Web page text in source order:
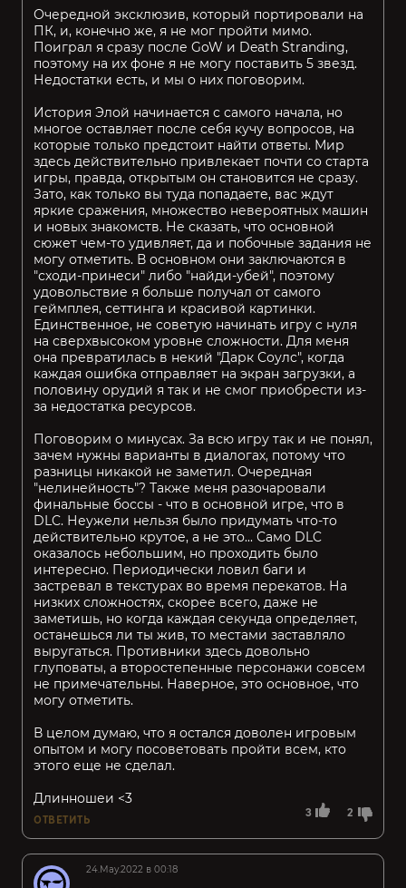
3 2
Очередной эксклюзив, который портировали на
ПК, и, конечно же, я не мог пройти мимо.
Поиграл я сразу после GoW и Death Stranding,
поэтому на их фоне я не могу поставить 5 звезд.
Недостатки есть, и мы о них поговорим.
История Элой начинается с самого начала, но
многое оставляет после себя кучу вопросов, на
которые только предстоит найти ответы. Мир
здесь действительно привлекает почти со старта
игры, правда, открытым он становится не сразу.
Зато, как только вы туда попадаете, вас ждут
яркие сражения, множество невероятных машин
и новых знакомств. Не сказать, что основной
сюжет чем-то удивляет, да и побочные задания не
могу отметить. В основном они заключаются в
"сходи-принеси" либо "найди-убей", поэтому
удовольствие я больше получал от самого
геймплея, сеттинга и красивой картинки.
Единственное, не советую начинать игру с нуля
на сверхвысоком уровне сложности. Для меня
она превратилась в некий "Дарк Соулс", когда
каждая ошибка отправляет на экран загрузки, а
половину орудий я так и не смог приобрести из-
за недостатка ресурсов.
Поговорим о минусах. За всю игру так и не понял,
зачем нужны варианты в диалогах, потому что
разницы никакой не заметил. Очередная
"нелинейность"? Также меня разочаровали
финальные боссы - что в основной игре, что в
DLC. Неужели нельзя было придумать что-то
действительно крутое, а не это... Само DLC
оказалось небольшим, но проходить было
интересно. Периодически ловил баги и
застревал в текстурах во время перекатов. На
низких сложностях, скорее всего, даже не
заметишь, но когда каждая секунда определяет,
останешься ли ты жив, то местами заставляло
выругаться. Противники здесь довольно
глуповаты, а второстепенные персонажи совсем
не примечательны. Наверное, это основное, что
могу отметить.
В целом думаю, что я остался доволен игровым
опытом и могу посоветовать пройти всем, кто
этого еще не сделал.
Длинношеи <3
ОТВЕТИТЬ
24.May.2022 в 00:18